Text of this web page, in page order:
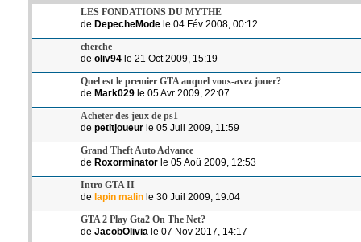
LES FONDATIONS DU MYTHE
de DepecheModele 04 Fév 2008, 00:12
cherche
de oliv94le 21 Oct 2009, 15:19
Quel est le premier GTA auquel vous-avez jouer?
de Mark029le 05 Avr 2009, 22:07
Acheter des jeux de ps1
de petitjoueurle 05 Juil 2009, 11:59
Grand Theft Auto Advance
de Roxorminatorle 05 Aoû 2009, 12:53
Intro GTA II
de lapin malinle 30 Juil 2009, 19:04
GTA 2 Play Gta2 On The Net?
de JacobOlivia le 07 Nov 2017, 14:17